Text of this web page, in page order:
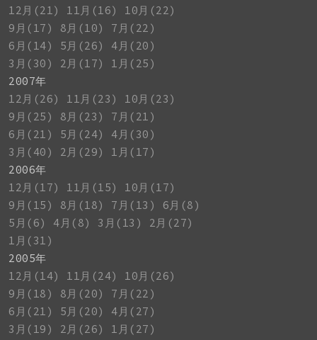
12月(21)
11月(16)
10月(22)
9月(17)
8月(10)
7月(22)
6月(14)
5月(26)
4月(20)
3月(30)
2月(17)
1月(25)
2007年
12月(26)
11月(23)
10月(23)
9月(25)
8月(23)
7月(21)
6月(21)
5月(24)
4月(30)
3月(40)
2月(29)
1月(17)
2006年
12月(17)
11月(15)
10月(17)
9月(15)
8月(18) 7月(13)
6月(8)
5月(6)
4月(8) 3月(13)
2月(27)
1月(31)
2005年
12月(14)
11月(24)
10月(26)
9月(18)
8月(20)
7月(22)
6月(21)
5月(20)
4月(27)
3月(19)
2月(26) 1月(27)